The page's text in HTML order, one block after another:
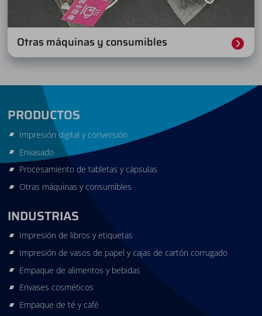
Otras máquinas y consumibles
PRODUCTOS
Impresión digital y conversión
Envasado
Procesamiento de tabletas y cápsulas
Otras máquinas y consumibles
INDUSTRIAS
Impresión de libros y etiquetas
Impresión de vasos de papel y cajas de cartón corrugado
Empaque de alimentos y bebidas
Envases cosméticos
Empaque de té y café